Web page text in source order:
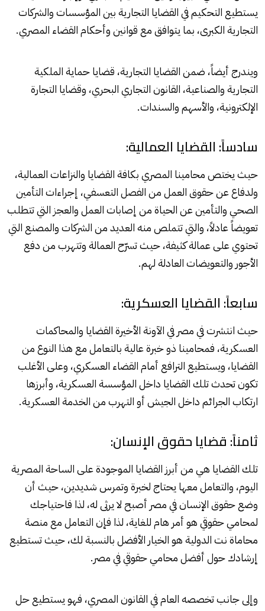
يستطيع التحكيم في القضايا التجارية بين المؤسسات والشركات
التجارية الكبرى، بما يتوافق مع قوانين وأحكام القضاء المصري.
ويندرج أيضاً، ضمن القضايا التجارية، قضايا حماية الملكية
التجارية والصناعية، القانون التجاري البحري، وقضايا التجارة
الإلكترونية، والأسهم والسندات.
سادساً: القضايا العمالية:
حيث يختص محامينا المصري بكافة القضايا والنزاعات العمالية،
ولدفاع عن حقوق العمل من الفصل التعسفي، إجراءات التأمين
الصحي والتأمين عن الحياة من إصابات العمل والعجز التي تتطلب
تعويضاً عادلاً، والتي تتملص منه العديد من الشركات والمصنع التي
تحتوي على عمالة كثيفة، حيث تسرّح العمالة وتتهرب من دفع
الأجور والتعويضات العادلة لهم.
سابعاً: القضايا العسكرية:
حيث انتشرت في مصر في الآونة الأخيرة القضايا والمحاكمات
العسكرية، فمحامينا ذو خبرة عالية بالتعامل مع هذا النوع من
القضايا، ويستطيع الترافع أمام القضاء العسكري، وعلى الأغلب
تكون تحدث تلك القضايا داخل المؤسسة العسكرية، وأبرزها
ارتكاب الجرائم داخل الجيش أو التهرب من الخدمة العسكرية.
ثامناً: قضايا حقوق الإنسان:
تلك القضايا هي من أبرز القضايا الموجودة على الساحة المصرية
اليوم، والتعامل معها يحتاج لخبرة وتمرس شديدين، حيث أن
وضع حقوق الإنسان في مصر أصبح لا يرثى له، لذا فاحتياجك
لمحامي حقوقي هو أمر هام للغاية، لذا فإن التعامل مع منصة
محاماة نت الدولية هو الخيار الأفضل بالنسبة لك، حيث تستطيع
إرشادك حول أفضل محامي حقوقي في مصر.
وإلى جانب تخصصه العام في القانون المصري، فهو يستطيع حل